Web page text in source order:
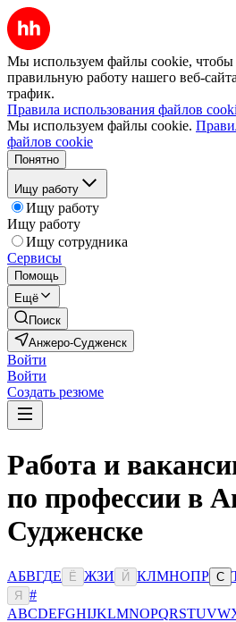
Мы используем файлы cookie, чтобы
правильную работу нашего веб-
трафик.
Правила использования файлов
Мы используем файлы cookie.
файлов cookie
Понятно
Ищу работу
Ищу работу
Ищу работу
Ищу сотрудника
Сервисы
Помощь
Ещё
Поиск
Анжеро-Судженск
Войти
Войти
Создать резюме
Работа и
по профессии в
Судженске
АБВГДЕ Ё ЖЗИ Й КЛМНОПР С
Я
#
ABCDEFGHIJKLMNOPQRSTUVW